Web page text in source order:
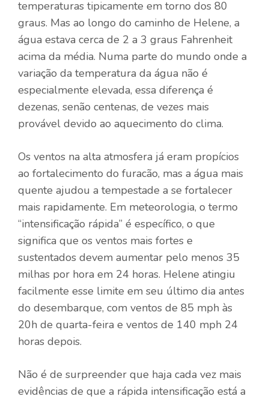
temperaturas tipicamente em torno dos 80
graus. Mas ao longo do caminho de Helene, a
água estava cerca de 2 a 3 graus Fahrenheit
acima da média. Numa parte do mundo onde a
variação da temperatura da água não é
especialmente elevada, essa diferença é
dezenas, senão centenas, de vezes mais
provável devido ao aquecimento do clima.
Os ventos na alta atmosfera já eram propícios
ao fortalecimento do furacão, mas a água mais
quente ajudou a tempestade a se fortalecer
mais rapidamente. Em meteorologia, o termo
“intensificação rápida” é específico, o que
significa que os ventos mais fortes e
sustentados devem aumentar pelo menos 35
milhas por hora em 24 horas. Helene atingiu
facilmente esse limite em seu último dia antes
do desembarque, com ventos de 85 mph às
20h de quarta-feira e ventos de 140 mph 24
horas depois.
Não é de surpreender que haja cada vez mais
evidências de que a rápida intensificação está a